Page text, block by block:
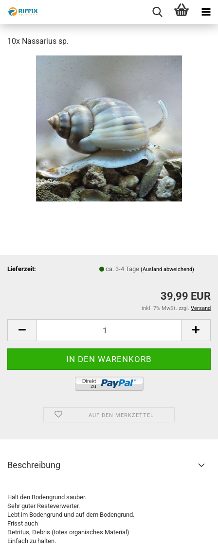
10x Nassarius sp.
Lieferzeit: ca. 3-4 Tage(Ausland abweichend)
39,99 EUR
inkl. 7% MwSt. zzgl. Versand
AUF DEN MERKZETTEL
Beschreibung
Hält den Bodengrund sauber.
Sehr guter Resteverwerter.
Lebt im Bodengrund und auf dem Bodengrund.
Frisst auch
Detritus, Debris (totes organisches Material)
Einfach zu halten.